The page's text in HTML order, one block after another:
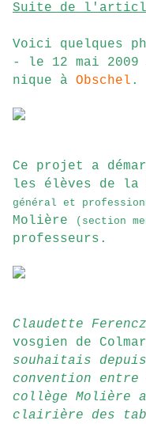
Suite de
Voici quelques
- le 12 mai
nique à Obschel .
Ce projet a
les élèves de la
général et
Molière
(section
professeurs.
Claudette
vosgien de
souhaitais
convention
collège Molière
clairière des